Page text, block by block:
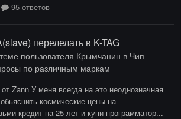
95 ответов
перелелать в K-TAG
пользователя Крымчанин в Чип-
по различным маркам
Zann У меня всегда на это неоднозначная
космические цены на
кредит на 25 лет и купи программатор...